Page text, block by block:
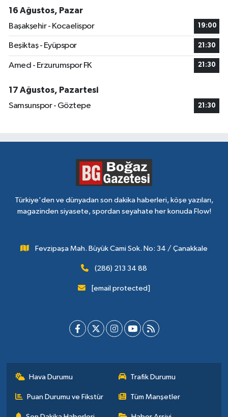
16 Ağustos, Pazar
Başakşehir - Kocaelispor
19:00
Beşiktaş - Eyüpspor 21:30
Amed - Erzurumspor FK 21:30
17 Ağustos, Pazartesi
Samsunspor - Göztepe
21:30
Türkiye'den ve dünyadan son dakika haberleri, köşe yazıları,
magazinden siyasete, spordan seyahate her konuda Flow!
Fevzipaşa Mah. Büyük Cami Sok. No: 34 / Çanakkale
(286) 213 34 88
[email protected]
Hava Durumu Trafik Durumu
Puan Durumu ve Fikstür Tüm Manşetler